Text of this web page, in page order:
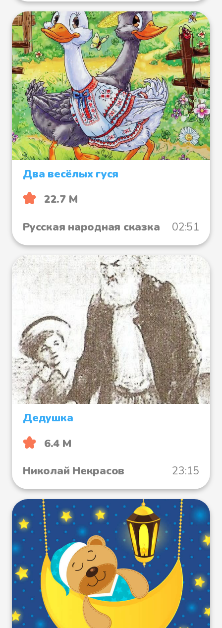
Два весёлых гуся
22.7 М
Русская народная сказка
02:51
Дедушка
6.4 М
Николай Некрасов
23:15